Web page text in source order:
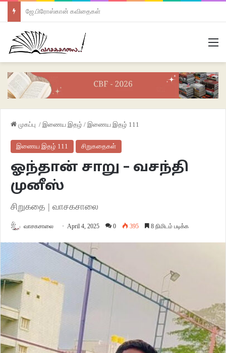
ஜே.பிரோஸ்கான் கவிதைகள்
முகப்பு / இணைய இதழ் / இணைய இதழ் 111
இணைய இதழ் 111 சிறுகதைகள்
ஓந்தான் சாறு – வசந்தி
முனீஸ்
சிறுகதை | வாசகசாலை
வாசகசாலை April 4, 2025 0 395 8 நிமிடம் படிக்க